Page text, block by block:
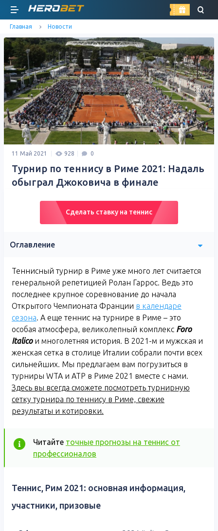
найти
Главная Новости
11 Май 2021 928 0
Турнир по теннису в Риме 2021: Надаль
обыграл Джоковича в финале
Сделать ставку на теннис
Оглавление
Теннисный турнир в Риме уже много лет считается
генеральной репетицией Ролан Гаррос. Ведь это
последнее крупное соревнование до начала
Открытого Чемпионата Франции в календаре
сезона. А еще теннис на турнире в Риме – это
особая атмосфера, великолепный комплекс Foro
Italicoи многолетняя история. В 2021-м и мужская и
женская сетка в столице Италии собрали почти всех
сильнейших. Мы предлагаем вам погрузиться в
турниры WTA и ATP в Риме 2021 вместе с нами.
Здесь вы всегда сможете посмотреть турнирную
сетку турнира по теннису в Риме, свежие
результаты и котировки.
Читайте точные прогнозы на теннис от
профессионалов
Теннис, Рим 2021: основная информация,
участники, призовые